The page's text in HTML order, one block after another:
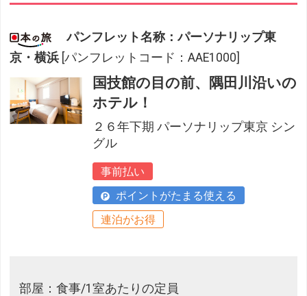
パンフレット名称：パーソナリップ東
京・横浜 [パンフレットコード：AAE1000]
国技館の目の前、隅田川沿いの
ホテル！
２６年下期 パーソナリップ東京 シン
グル
事前払い
ポイントがたまる使える
連泊がお得
部屋：食事/1室あたりの定員